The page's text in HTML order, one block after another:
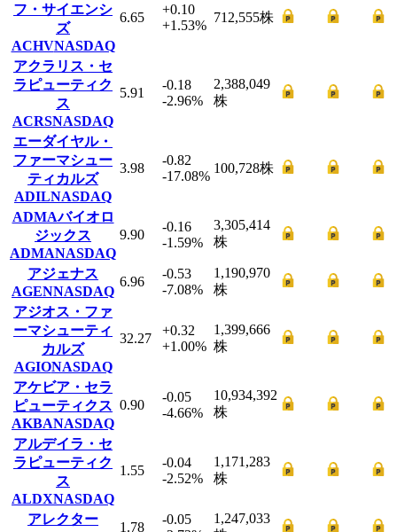
フ・サイエンシ
ズ
ACHVNASDAQ
6.65
+0.10
+1.53%
712,555株
アクラリス・セ
ラピューティク
ス
ACRSNASDAQ
5.91
-0.18
-2.96%
2,388,049
株
エーダイヤル・
ファーマシュー
ティカルズ
ADILNASDAQ
3.98
-0.82
-17.08%
100,728株
ADMAバイオロ
ジックス
ADMANASDAQ
9.90
-0.16
-1.59%
3,305,414
株
アジェナス
AGENNASDAQ
6.96
-0.53
-7.08%
1,190,970
株
アジオス・ファ
ーマシューティ
カルズ
AGIONASDAQ
32.27
+0.32
+1.00%
1,399,666
株
アケビア・セラ
ピューティクス
AKBANASDAQ
0.90
-0.05
-4.66%
10,934,392
株
アルデイラ・セ
ラピューティク
ス
ALDXNASDAQ
1.55
-0.04
-2.52%
1,171,283
株
アレクター
1.78
-0.05
1,247,033